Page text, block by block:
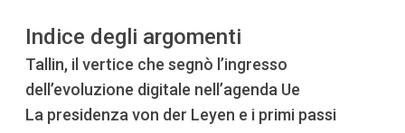
Indice degli argomenti
Tallin, il vertice che segnò l’ingresso
dell’evoluzione digitale nell’agenda Ue
La presidenza von der Leyen e i primi passi